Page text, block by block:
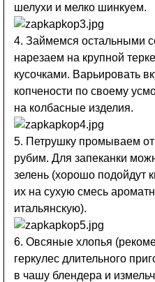
шелухи и мелко шинкуем.
4. Займемся остальными
нарезаем на крупной
кусочками. Варьировать
копчености по своему
на колбасные изделия.
5. Петрушку промываем от
рубим. Для запеканки
зелень (хорошо подойдут
их на сухую смесь
итальянскую).
6. Овсяные хлопья
геркулес длительного
в чашу блендера и